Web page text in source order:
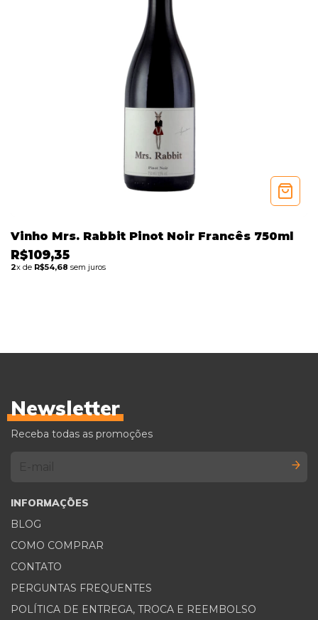
Vinho Mrs. Rabbit Pinot Noir Francês 750ml
R$109,35
2x de R$54,68 sem juros
Newsletter
Receba todas as promoções
INFORMAÇÕES
BLOG
COMO COMPRAR
CONTATO
PERGUNTAS FREQUENTES
POLÍTICA DE ENTREGA, TROCA E REEMBOLSO